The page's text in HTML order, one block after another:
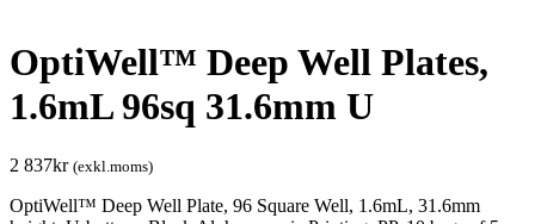
OptiWell™ Deep Well Plates,
1.6mL 96sq 31.6mm U
2 837kr (exkl.moms)
OptiWell™ Deep Well Plate, 96 Square Well, 1.6mL, 31.6mm